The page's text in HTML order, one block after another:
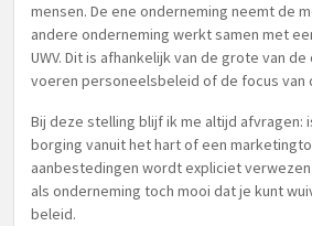
mensen. De ene onderneming neemt de
andere onderneming werkt samen met
UWV. Dit is afhankelijk van de grote van
voeren personeelsbeleid of de focus van
Bij deze stelling blijf ik me altijd afvragen:
borging vanuit het hart of een
aanbestedingen wordt expliciet verwezen
als onderneming toch mooi dat je kunt
beleid.